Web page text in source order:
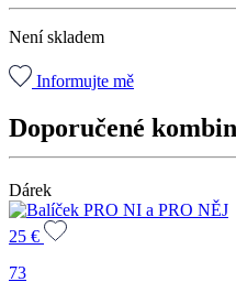
Není skladem
Informujte mě
Doporučené
Dárek
25 €
73